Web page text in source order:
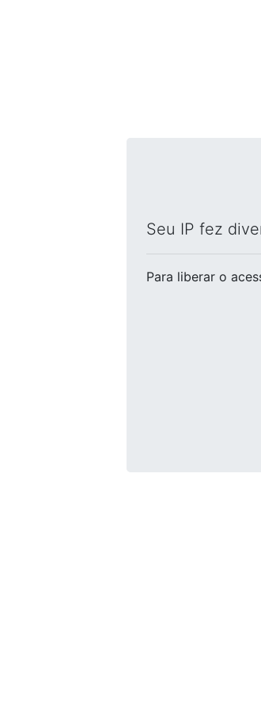
Seu IP fez
Para liberar o